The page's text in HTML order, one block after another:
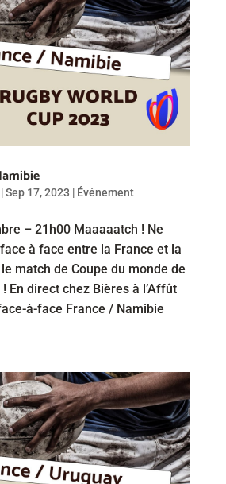
Sep 17, 2023 | Événement
– 21h00 Maaaaatch ! Ne
à face entre la France et la
match de Coupe du monde de
En direct chez Bières à l’Affût
à-face France / Namibie